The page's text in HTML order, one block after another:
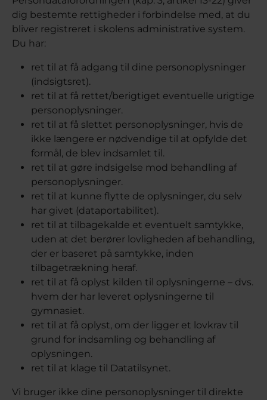
dig bestemte rettigheder i forbindelse med, at du
bliver registreret i skolens administrative system.
Du har:
ret til at få adgang til dine personoplysninger
(indsigtsret).
ret til at få rettet/berigtiget eventuelle urigtige
personoplysninger.
ret til at få slettet personoplysninger, hvis de
ikke længere er nødvendige til at opfylde det
formål, de blev indsamlet til.
ret til at gøre indsigelse mod behandling af
personoplysninger.
ret til at kunne flytte de oplysninger, du selv
har givet (dataportabilitet).
ret til at tilbagekalde et eventuelt samtykke,
uden at det berører lovligheden af behandling,
der er baseret på samtykke, inden
tilbagetrækning heraf.
ret til at få oplyst kilden til oplysningerne – dvs.
hvem der har leveret oplysningerne til
gymnasiet.
ret til at få oplyst, om der ligger et lovkrav til
grund for indsamling og behandling af
oplysningen.
ret til at klage til Datatilsynet.
Vi bruger ikke dine personoplysninger til direkte